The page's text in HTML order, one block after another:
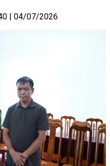
| 04/07/2026